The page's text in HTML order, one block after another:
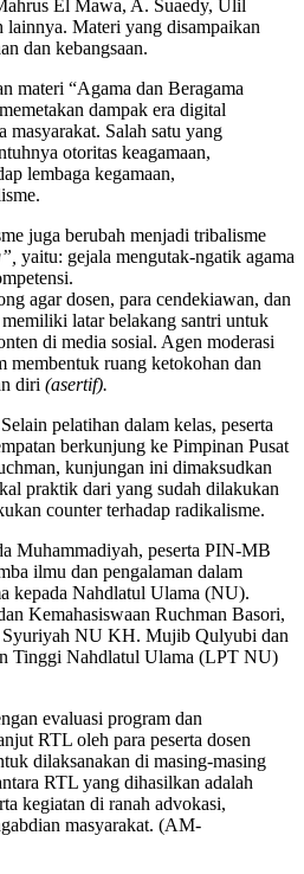
El Mawa, A. Suaedy, Ulil
Materi yang disampaikan
dan kebangsaan.
materi “Agama dan Beragama
dampak era digital
masyarakat. Salah satu yang
otoritas keagamaan,
lembaga kegamaan,
juga berubah menjadi tribalisme
yaitu: gejala mengutak-ngatik agama
agar dosen, para cendekiawan, dan
latar belakang santri untuk
di media sosial. Agen moderasi
membentuk ruang ketokohan dan
diri (asertif).
pelatihan dalam kelas, peserta
berkunjung ke Pimpinan Pusat
kunjungan ini dimaksudkan
praktik dari yang sudah dilakukan
counter terhadap radikalisme.
Muhammadiyah, peserta PIN-MB
ilmu dan pengalaman dalam
kepada Nahdlatul Ulama (NU).
Kemahasiswaan Ruchman Basori,
NU KH. Mujib Qulyubi dan
Tinggi Nahdlatul Ulama (LPT NU)
evaluasi program dan
RTL oleh para peserta dosen
dilaksanakan di masing-masing
RTL yang dihasilkan adalah
kegiatan di ranah advokasi,
masyarakat. (AM-